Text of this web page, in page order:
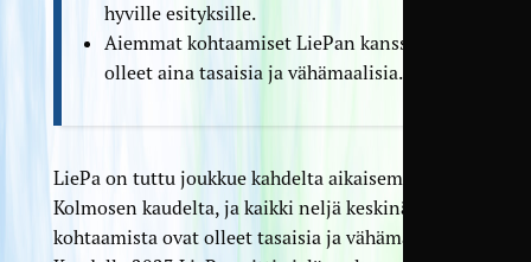
hyville esityksille.
Aiemmat kohtaamiset LiePan kanssa ovat
olleet aina tasaisia ja vähä­maalisia.
LiePa on tuttu joukkue kahdelta aikaisemmalta
Kolmosen kaudelta, ja kaikki neljä keskinäistä
kohtaamista ovat olleet tasaisia ja vähämaalisia.